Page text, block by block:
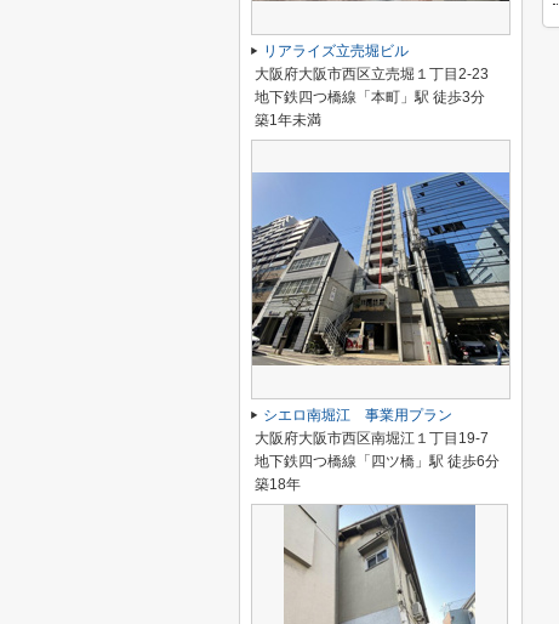
リアライズ立売堀ビル
大阪府大阪市西区立売堀１丁目2-23
地下鉄四つ橋線「本町」駅 徒歩3分
築1年未満
シエロ南堀江 事業用プラン
大阪府大阪市西区南堀江１丁目19-7
地下鉄四つ橋線「四ツ橋」駅 徒歩6分
築18年